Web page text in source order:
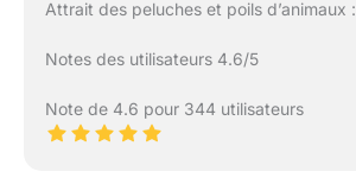
Attrait des peluches et poils d’animaux :
Notes des utilisateurs 4.6/5
Note de 4.6 pour 344 utilisateurs